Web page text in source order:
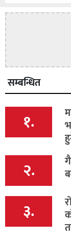
सम्बन्धित
१.
२.
३.